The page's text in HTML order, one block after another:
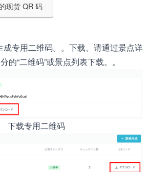
现货 QR 码
专用二维码。。下载、请通过景点详
的“二维码”或景点列表下载。。
下载专用二维码